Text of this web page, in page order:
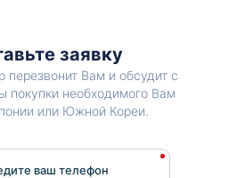
заявку
Вам и обсудит с
покупки необходимого Вам
или Южной Кореи.
ваш телефон